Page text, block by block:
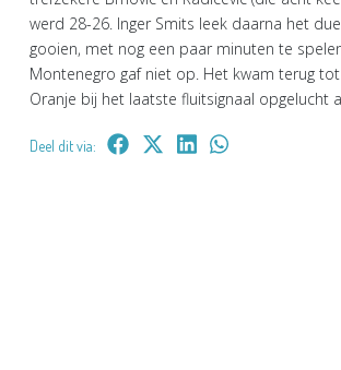
werd 28-26. Inger Smits leek daarna het
gooien, met nog een paar minuten te
Montenegro gaf niet op. Het kwam terug
Oranje bij het laatste fluitsignaal opgelucht
Deel dit via: